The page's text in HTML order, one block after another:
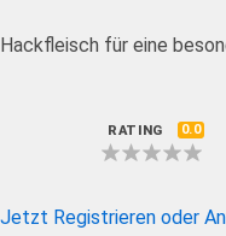
Hackfleisch für eine
RATING 0.0
Jetzt Registrieren oder